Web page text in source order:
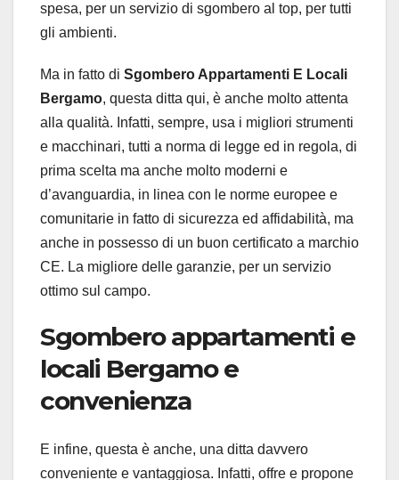
spesa, per un servizio di sgombero al top, per tutti
gli ambienti.
Ma in fatto di Sgombero Appartamenti E Locali
Bergamo, questa ditta qui, è anche molto attenta
alla qualità. Infatti, sempre, usa i migliori strumenti
e macchinari, tutti a norma di legge ed in regola, di
prima scelta ma anche molto moderni e
d’avanguardia, in linea con le norme europee e
comunitarie in fatto di sicurezza ed affidabilità, ma
anche in possesso di un buon certificato a marchio
CE. La migliore delle garanzie, per un servizio
ottimo sul campo.
Sgombero appartamenti e
locali Bergamo e
convenienza
E infine, questa è anche, una ditta davvero
conveniente e vantaggiosa. Infatti, offre e propone